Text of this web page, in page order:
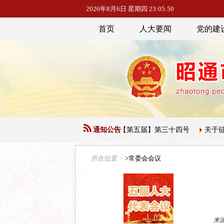
2026年8月6日 星期四 23:05:51
首页 人大要闻 党的建
通知公告
人民代表大会常务委员会公告【第五届】第三十四号 关于征集下
所在位置： >常委会会议
来